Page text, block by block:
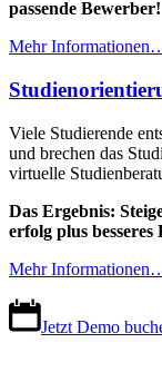
passende Bewerber!
Mehr
Viele Studierende
und brechen das
virtuelle
Das Ergebnis:
erfolg plus besseres
Mehr
Jetzt Demo